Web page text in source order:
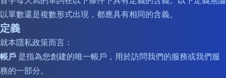
以單數還是複數形式出現，都應具有相同的含義。
定義
就本隱私政策而言：
帳戶 是指為您創建的唯一帳戶，用於訪問我們的服務或我們服
務的一部分。